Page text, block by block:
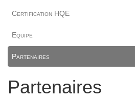
Certification HQE
Equipe
Partenaires
Partenaires